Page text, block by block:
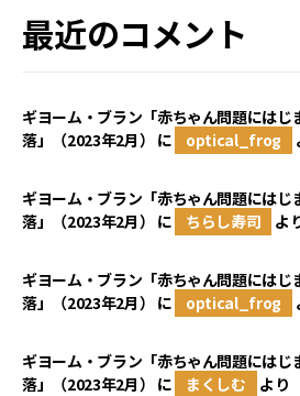
最近のコメント
ギヨーム・ブラン「赤ちゃん問題にはじ
落」（2023年2月） に optical_frog
ギヨーム・ブラン「赤ちゃん問題にはじ
落」（2023年2月） に ちらし寿司 よ
ギヨーム・ブラン「赤ちゃん問題にはじ
落」（2023年2月） に optical_frog
ギヨーム・ブラン「赤ちゃん問題にはじ
落」（2023年2月） に まくしむ より